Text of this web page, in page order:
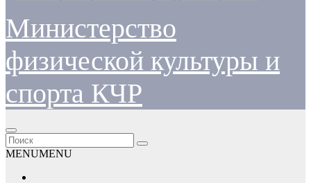
Министерство
физической культуры и
спорта КЧР
MENUMENU